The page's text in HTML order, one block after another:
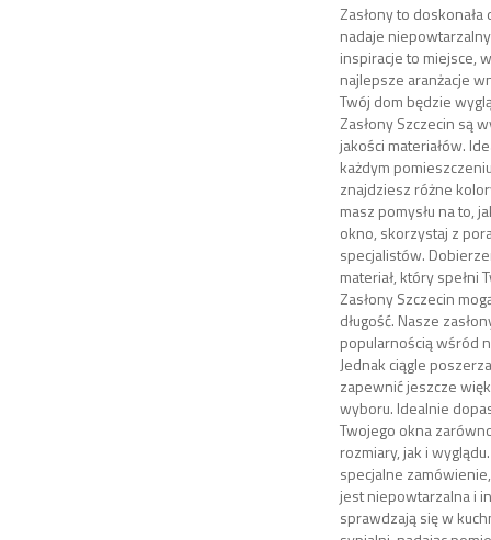
Zasłony to
nadaje
inspiracje to miejsce,
najlepsze aranżacje
Twój dom będzie
Zasłony Szczecin są
jakości materiałów.
każdym
znajdziesz różne
masz pomysłu na to,
okno, skorzystaj z
specjalistów.
materiał, który spełni
Zasłony Szczecin
długość. Nasze
popularnością wśród
Jednak ciągle
zapewnić jeszcze
wyboru. Idealnie
Twojego okna
rozmiary, jak i
specjalne
jest niepowtarzalna i
sprawdzają się w